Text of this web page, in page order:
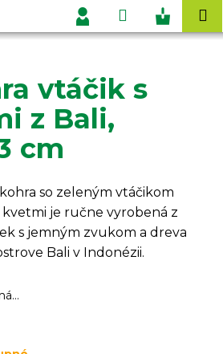
Hľadať
Prihlásenie
vtáčik s
z Bali,
cm
so zeleným vtáčikom
je ručne vyrobená z
s jemným zvukom a dreva
Bali v Indonézii.